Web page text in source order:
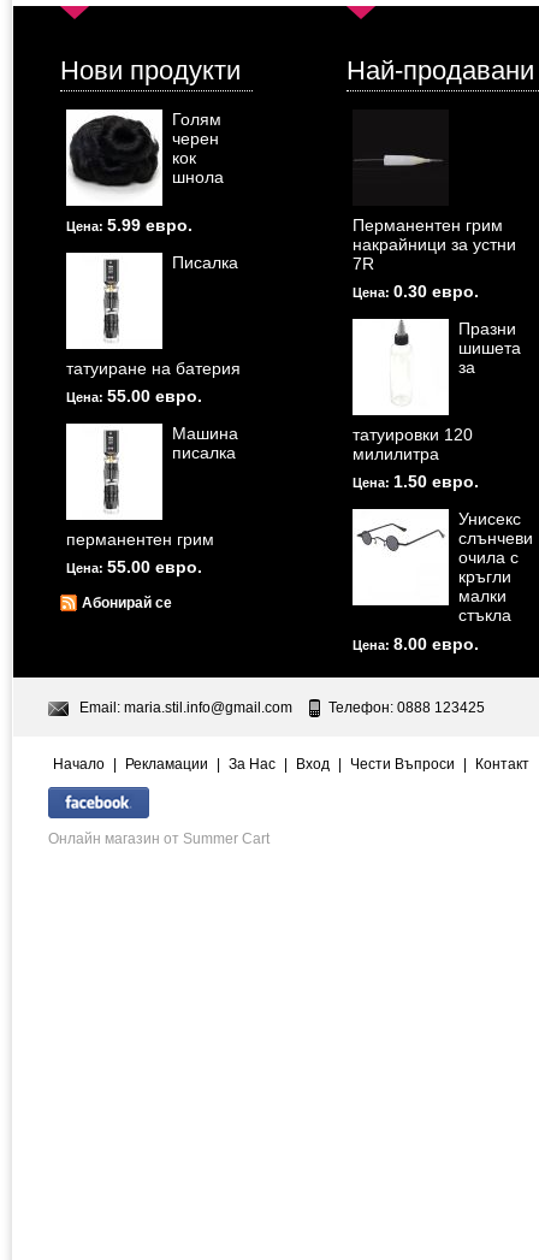
Нови продукти
Голям
черен
кок
шнола
Цена: 5.99 евро.
Писалка
татуиране на батерия
Цена: 55.00 евро.
Машина
писалка
перманентен грим
Цена: 55.00 евро.
Абонирай се
Най-продавани
Перманентен грим
накрайници за устни
7R
Цена: 0.30 евро.
Празни
шишета
за
татуировки 120
милилитра
Цена: 1.50 евро.
Унисекс
слънчеви
очила с
кръгли
малки
стъкла
Цена: 8.00 евро.
Email: maria.stil.info@gmail.com Телефон: 0888 123425
Начало | Рекламации | За Нас | Вход | Чести Въпроси | Контакт
Онлайн магазин от Summer Cart